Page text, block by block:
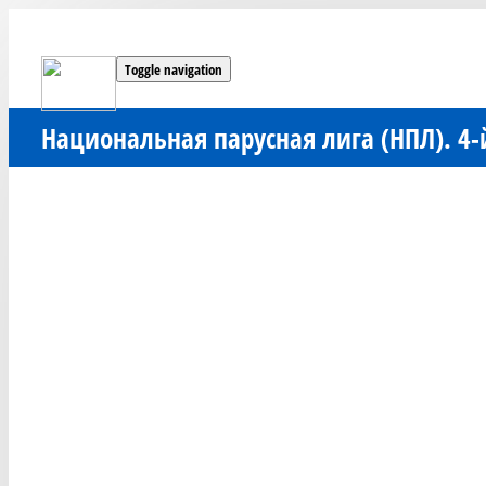
Toggle navigation
Национальная парусная лига (НПЛ). 4-